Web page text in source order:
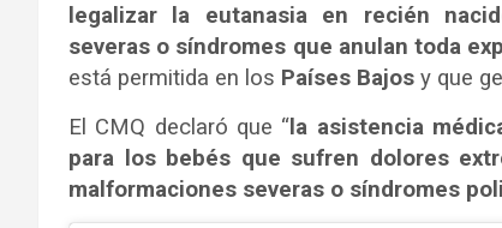
legalizar la eutanasia en recién
severas o síndromes que anulan toda
está permitida en los Países Bajos y que
El CMQ declaró que “ la asistencia
para los bebés que sufren dolores
malformaciones severas o síndromes